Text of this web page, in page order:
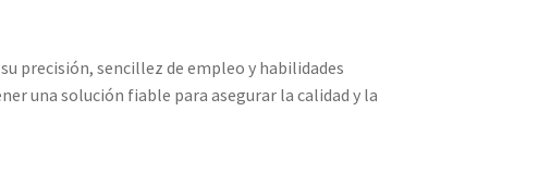
precisión, sencillez de empleo y habilidades
una solución fiable para asegurar la calidad y la